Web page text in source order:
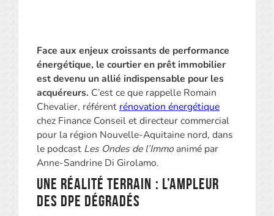
Face aux enjeux croissants de performance
énergétique, le courtier en prêt immobilier
est devenu un allié indispensable pour les
acquéreurs. C’est ce que rappelle Romain
Chevalier, référent rénovation énergétique
chez Finance Conseil et directeur commercial
pour la région Nouvelle-Aquitaine nord, dans
le podcast Les Ondes de l’Immo animé par
Anne-Sandrine Di Girolamo.
Une réalité terrain : l’ampleur
des DPE dégradés